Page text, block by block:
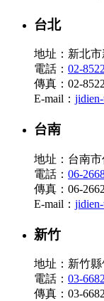
台北
地址：新北
電話： 02-
傳真：02-
E-mail：
台南
地址：台南
電話： 06-
傳真：06-
E-mail：
新竹
地址：新竹
電話： 03-
傳真：03-